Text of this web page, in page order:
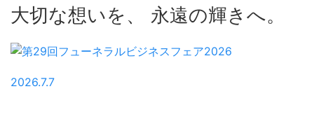
大切な想いを、 永遠の輝きへ。
2026.7.7